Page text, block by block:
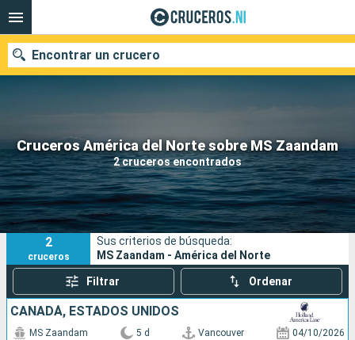
Cruceros América del Norte sobre MS Zaandam
2 cruceros encontrados
Encontrar un crucero
Nuestros destinos
Fecha de salida
Puertos Compañías
Buscar
2
cruceros
Sus criterios de búsqueda:
MS Zaandam - América del Norte
Filtrar Ordenar
CANADÁ, ESTADOS UNIDOS
MS Zaandam 5 d Vancouver 04/10/2026